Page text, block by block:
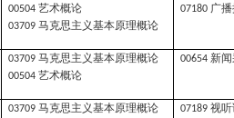
00504艺术概论
03709马克思主义基本原理概论
07180 广
03709马克思主义基本原理概论
00504艺术概论
00654新
03709马克思主义基本原理概论 07189视